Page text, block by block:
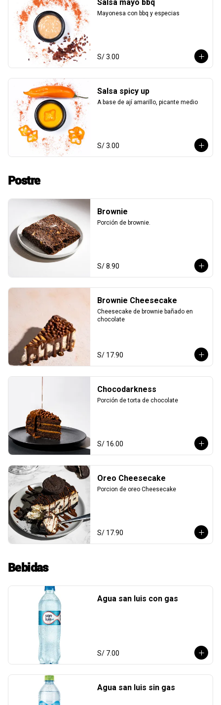
Salsa mayo bbq
Mayonesa con bbq y especias
S/ 3.00
Salsa spicy up
A base de ají amarillo, picante medio
S/ 3.00
Postre
Brownie
Porción de brownie.
S/ 8.90
Brownie Cheesecake
Cheesecake de brownie bañado en
chocolate
S/ 17.90
Chocodarkness
Porción de torta de chocolate
S/ 16.00
Oreo Cheesecake
Porcion de oreo Cheesecake
S/ 17.90
Bebidas
Agua san luis con gas
S/ 7.00
Agua san luis sin gas